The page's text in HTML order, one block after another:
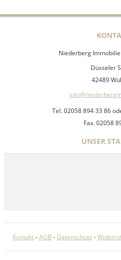
Niederberg
Düsseler
42489
Tel. 02058 894 33 86
Fax. 02058
UNSER
Kontakt-AGB - Datenschutz -